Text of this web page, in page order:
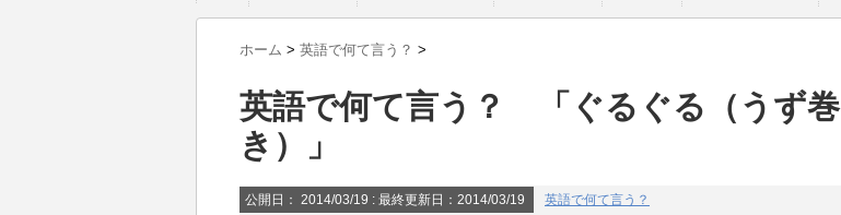
ホーム > 英語で何て言う？ >
英語で何て言う？ 「ぐるぐる（うず巻
き）」
公開日： 2014/03/19 : 最終更新日：2014/03/19 英語で何て言う？